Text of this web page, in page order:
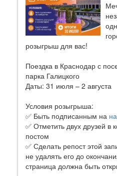
розыгрыш для вас!
Поездка в Краснодар с
парка Галицкого
Даты: 31 июля – 2 августа
Условия розыгрыша:
✅ Быть подписанным на
✅ Отметить двух друзей в
постом
✅ Сделать репост этой
не удалять его до
страница должна быть